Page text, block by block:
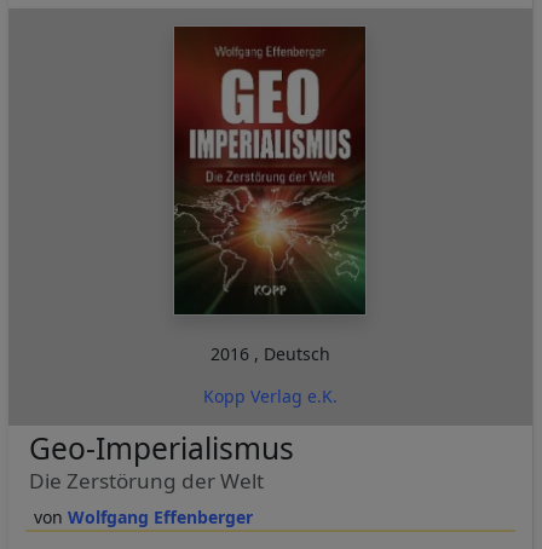
2016 , Deutsch
Kopp Verlag e.K.
Wolfgang Effenberger
Geo-Imperialismus
Die Zerstörung der Welt